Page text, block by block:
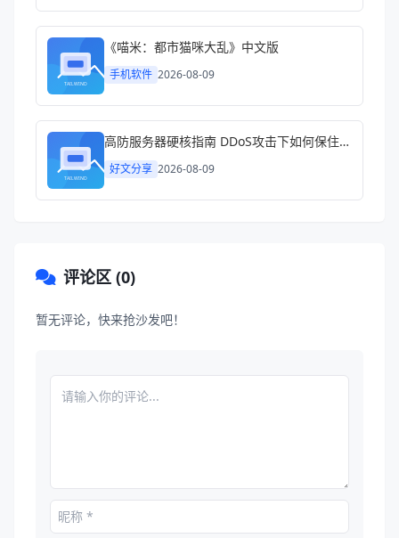
《喵米：都市猫咪大乱》中文版
手机软件 2026-08-09
高防服务器硬核指南 DDoS攻击下如何保住你的生意
好文分享 2026-08-09
评论区 (0)
暂无评论，快来抢沙发吧！